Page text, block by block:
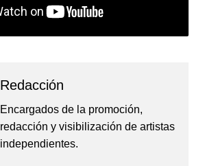
Redacción
Encargados de la promoción,
redacción y visibilización de artistas
independientes.